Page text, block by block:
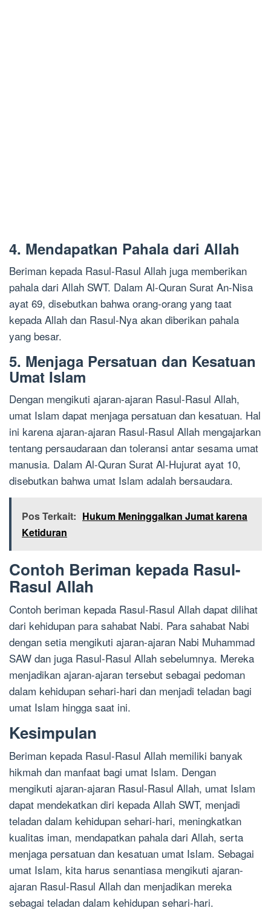
4. Mendapatkan Pahala dari Allah
Beriman kepada Rasul-Rasul Allah juga memberikan
pahala dari Allah SWT. Dalam Al-Quran Surat An-Nisa
ayat 69, disebutkan bahwa orang-orang yang taat
kepada Allah dan Rasul-Nya akan diberikan pahala
yang besar.
5. Menjaga Persatuan dan Kesatuan
Umat Islam
Dengan mengikuti ajaran-ajaran Rasul-Rasul Allah,
umat Islam dapat menjaga persatuan dan kesatuan. Hal
ini karena ajaran-ajaran Rasul-Rasul Allah mengajarkan
tentang persaudaraan dan toleransi antar sesama umat
manusia. Dalam Al-Quran Surat Al-Hujurat ayat 10,
disebutkan bahwa umat Islam adalah bersaudara.
Pos Terkait: Hukum Meninggalkan Jumat karena
Ketiduran
Contoh Beriman kepada Rasul-
Rasul Allah
Contoh beriman kepada Rasul-Rasul Allah dapat dilihat
dari kehidupan para sahabat Nabi. Para sahabat Nabi
dengan setia mengikuti ajaran-ajaran Nabi Muhammad
SAW dan juga Rasul-Rasul Allah sebelumnya. Mereka
menjadikan ajaran-ajaran tersebut sebagai pedoman
dalam kehidupan sehari-hari dan menjadi teladan bagi
umat Islam hingga saat ini.
Kesimpulan
Beriman kepada Rasul-Rasul Allah memiliki banyak
hikmah dan manfaat bagi umat Islam. Dengan
mengikuti ajaran-ajaran Rasul-Rasul Allah, umat Islam
dapat mendekatkan diri kepada Allah SWT, menjadi
teladan dalam kehidupan sehari-hari, meningkatkan
kualitas iman, mendapatkan pahala dari Allah, serta
menjaga persatuan dan kesatuan umat Islam. Sebagai
umat Islam, kita harus senantiasa mengikuti ajaran-
ajaran Rasul-Rasul Allah dan menjadikan mereka
sebagai teladan dalam kehidupan sehari-hari.